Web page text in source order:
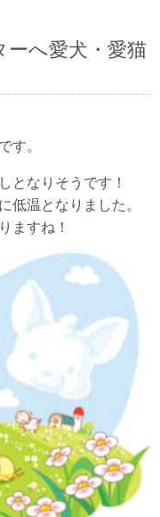
ーへ愛犬・愛猫
す。
となりそうです！
低温となりました。
ますね！